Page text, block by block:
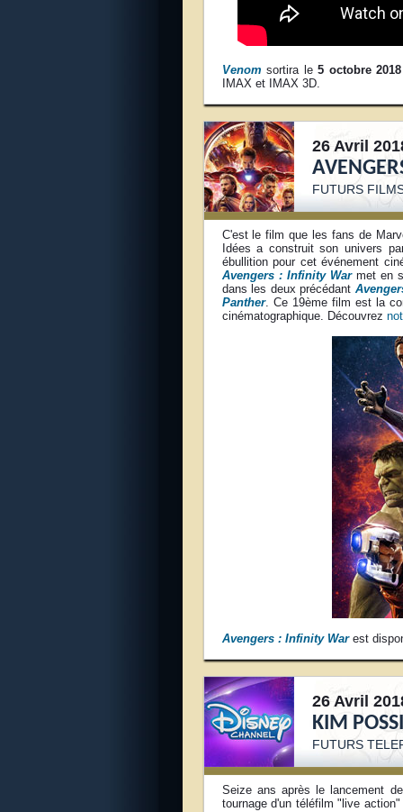
Venom sortira le5 octobre 2018
IMAX et IMAX 3D.
26 Avril
FUTURS
C'est le film que les fans de
Idées a construit son univers
ébullition pour cet événement
Avengers : Infinity Warmet en
dans les deux précédant
Panther. Ce 19ème film est la
cinématographique. Découvrez
Avengers : Infinity Warest
26 Avril
KIM
FUTURS
Seize ans après le lancement
tournage d'un téléfilm "live